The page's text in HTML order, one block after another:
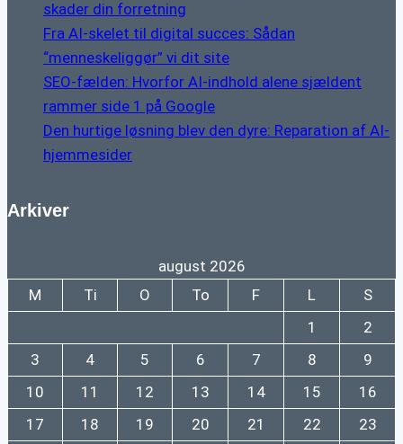
skader din forretning
Fra AI-skelet til digital succes: Sådan
“menneskeliggør” vi dit site
SEO-fælden: Hvorfor AI-indhold alene sjældent
rammer side 1 på Google
Den hurtige løsning blev den dyre: Reparation af AI-
hjemmesider
Arkiver
august 2026
M
Ti O To F L
S
1
2
3
4 5 6 7 8
9
10
11 12 13 14 15
16
17
18 19 20 21 22
23